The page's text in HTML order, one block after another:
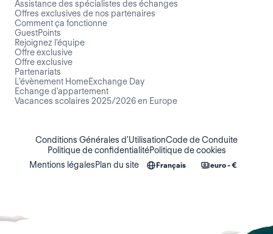
Assistance des spécialistes des échanges
Offres exclusives de nos partenaires
Comment ça fonctionne
GuestPoints
Rejoignez l'équipe
Offre exclusive
Offre exclusive
Partenariats
L'évènement HomeExchange Day
Echange d'appartement
Vacances scolaires 2025/2026 en Europe
Conditions Générales d'UtilisationCode de Conduite
Politique de confidentialitéPolitique de cookies
Mentions légalesPlan du site Français euro - €